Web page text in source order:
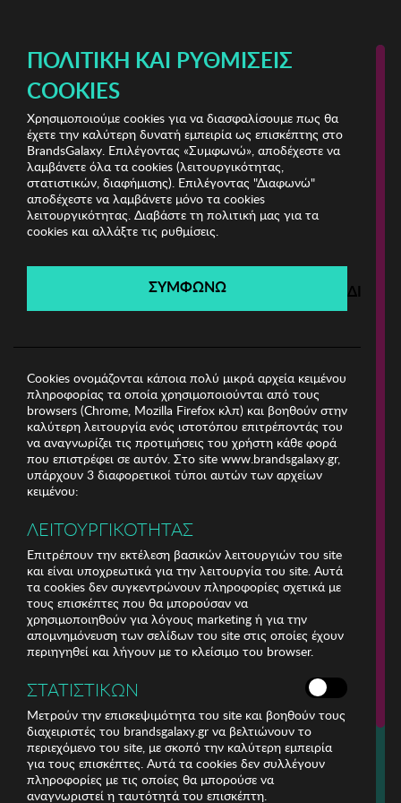
Marc Malone Sunglasses
Marc Malone Sunglasses
Λήγει σε: 00ημέρες | 00ώρες 00λεπτά 00δευτ.
Filters
Για τηλεφωνικές παραγγελίες καλέστε
211 18 94 400
(Δευτέρα έως Παρασκευή 9:30 - 14:30 & 24ώρες Φωνητική Πύλη)
ΠΟΛΙΤΙΚΉ ΚΑΙ ΡΥΘΜΊΣΕΙΣ
COOKIES
Χρησιμοποιούμε cookies για να διασφαλίσουμε πως θα
έχετε την καλύτερη δυνατή εμπειρία ως επισκέπτης στο
BrandsGalaxy. Επιλέγοντας «Συμφωνώ», αποδέχεστε να
λαμβάνετε όλα τα cookies (λειτουργικότητας,
στατιστικών, διαφήμισης). Επιλέγοντας "Διαφωνώ"
αποδέχεστε να λαμβάνετε μόνο τα cookies
λειτουργικότητας. Διαβάστε τη πολιτική μας για τα
cookies και αλλάξτε τις ρυθμίσεις.
ΣΥΜΦΩΝΩ
Cookies ονομάζονται κάποια πολύ μικρά αρχεία κειμένου
πληροφορίας τα οποία χρησιμοποιούνται από τους
browsers (Chrome, Mozilla Firefox κλπ) και βοηθούν στην
καλύτερη λειτουργία ενός ιστοτόπου επιτρέποντάς του
να αναγνωρίζει τις προτιμήσεις του χρήστη κάθε φορά
που επιστρέφει σε αυτόν. Στο site www.brandsgalaxy.gr,
υπάρχουν 3 διαφορετικοί τύποι αυτών των αρχείων
κειμένου:
ΛΕΙΤΟΥΡΓΙΚΟΤΗΤΑΣ
Επιτρέπουν την εκτέλεση βασικών λειτουργιών του site
και είναι υποχρεωτικά για την λειτουργία του site. Αυτά
τα cookies δεν συγκεντρώνουν πληροφορίες σχετικά με
τους επισκέπτες που θα μπορούσαν να
χρησιμοποιηθούν για λόγους marketing ή για την
απομνημόνευση των σελίδων του site στις οποίες έχουν
περιηγηθεί και λήγουν με το κλείσιμο του browser.
ΣΤΑΤΙΣΤΙΚΩΝ
Μετρούν την επισκεψιμότητα του site και βοηθούν τους
διαχειριστές του brandsgalaxy.gr να βελτιώνουν το
περιεχόμενο του site, με σκοπό την καλύτερη εμπειρία
για τους επισκέπτες. Αυτά τα cookies δεν συλλέγουν
πληροφορίες με τις οποίες θα μπορούσε να
αναγνωριστεί η ταυτότητά του επισκέπτη.